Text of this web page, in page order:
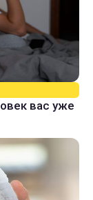
вас уже